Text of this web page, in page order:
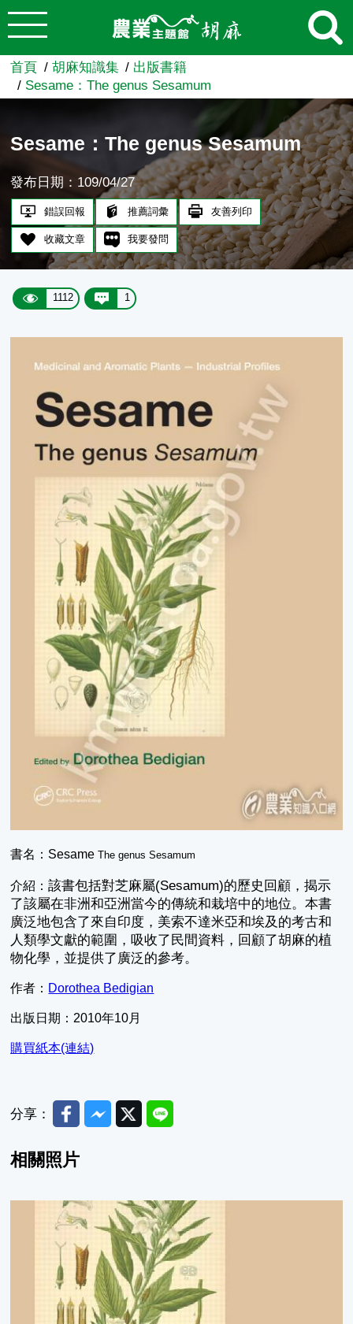
跳到主要內容
農業知識入口網
首頁 胡麻知識集
出版書籍
Sesame：The genus Sesamum
Sesame：The genus Sesamum
發布日期：109/04/27
錯誤回報 推薦詞彙 友善列印
收藏文章 我要發問
1112 1
書名：SesameThe genus Sesamum
介紹：該書包括對芝麻屬(Sesamum)的歷史回顧 ，揭示
了該屬在非洲和亞洲當今的傳統和栽培中的地位。本書
廣泛地包含了來自印度，美索不達米亞和埃及的考古和
人類學文獻的範圍，吸收了民間資料，回顧了胡麻的植
物化學 ，並提供了廣泛的參考。
作者： Dorothea Bedigian
出版日期：2010年10月
購買紙本(連結)
分享： FacebookMessenger
TwitterLine
相關照片